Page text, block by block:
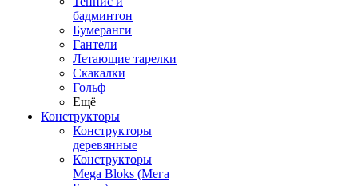
бадминтон
Бумеранги
Гантели
Летающие тарелки
Скакалки
Гольф
Ещё
Конструкторы
Конструкторы
деревянные
Конструкторы
Mega Bloks (Мега